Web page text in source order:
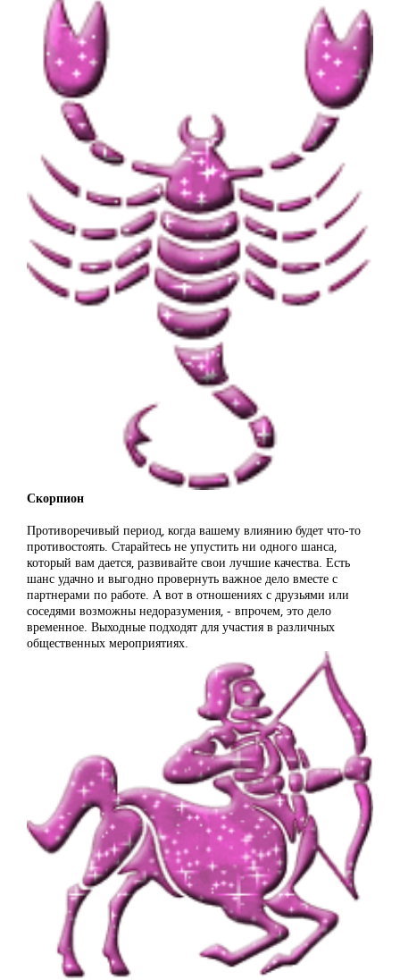
Скорпион
Противоречивый период, когда вашему влиянию будет что-то
противостоять. Старайтесь не упустить ни одного шанса,
который вам дается, развивайте свои лучшие качества. Есть
шанс удачно и выгодно провернуть важное дело вместе с
партнерами по работе. А вот в отношениях с друзьями или
соседями возможны недоразумения, - впрочем, это дело
временное. Выходные подходят для участия в различных
общественных мероприятиях.